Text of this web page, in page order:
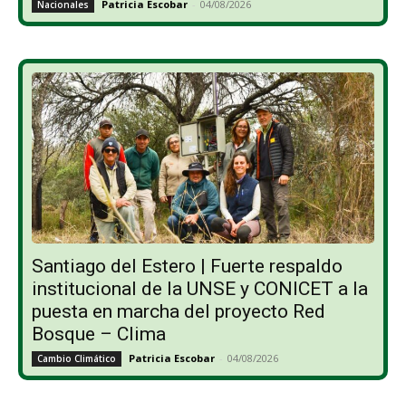
Nacionales Patricia Escobar - 04/08/2026
Santiago del Estero | Fuerte respaldo
institucional de la UNSE y CONICET a la
puesta en marcha del proyecto Red
Bosque – Clima
Cambio Climático Patricia Escobar - 04/08/2026